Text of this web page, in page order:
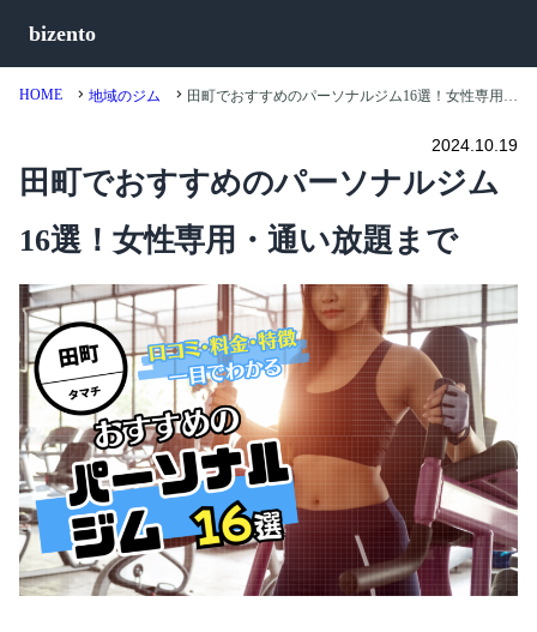
bizento
HOME 地域のジム 田町でおすすめのパーソナルジム16選！女性専用・通い放題まで
2024.10.19
田町でおすすめのパーソナルジム
16選！女性専用・通い放題まで